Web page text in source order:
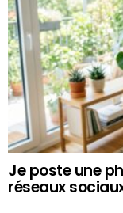
Je poste une
réseaux